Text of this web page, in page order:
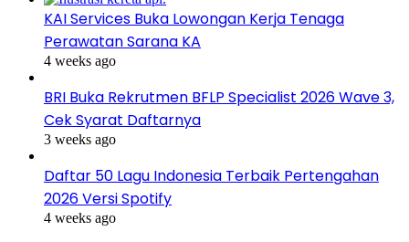
KAI Services Buka Lowongan Kerja Tenaga
Perawatan Sarana KA
4 weeks ago
BRI Buka Rekrutmen BFLP Specialist 2026 Wave 3,
Cek Syarat Daftarnya
3 weeks ago
Daftar 50 Lagu Indonesia Terbaik Pertengahan
2026 Versi Spotify
4 weeks ago